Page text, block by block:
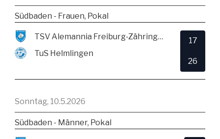
Südbaden - Frauen, Pokal
TSV Alemannia Freiburg-Zähringen
TuS Helmlingen
17
26
Sonntag, 10.5.2026
Südbaden - Männer, Pokal